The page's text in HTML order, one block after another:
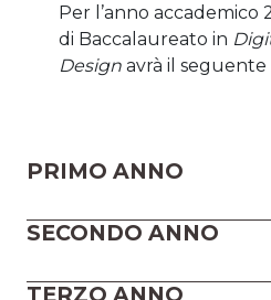
Per l’anno accademico
di Baccalaureato in
Designavrà il seguente
PRIMO ANNO
SECONDO ANNO
TERZO ANNO